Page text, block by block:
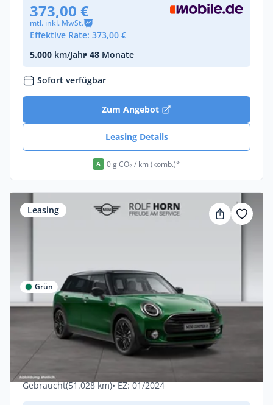
373,00 €
mtl. inkl. MwSt.
Effektive Rate: 373,00 €
5.000 km/Jahr• 48 Monate
Sofort verfügbar
Zum Angebot
Leasing Details
A 0 g CO₂ / km (komb.)*
Leasing
Grün
Privat & Gewerbe
MINI Cooper D Classic Trim RKam Navi
Sitzhzg.
Automatik •
Gebraucht(51.028 km)• EZ: 01/2024